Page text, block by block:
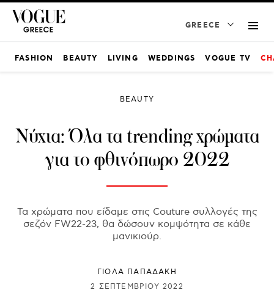
GREECE
FASHION BEAUTY LIVING WEDDINGS VOGUE TV
BEAUTY
Νύχια: Όλα τα trending χρώματα
για το φθινόπωρο 2022
Τα χρώματα που είδαμε στις Couture συλλογές της
σεζόν FW22-23, θα δώσουν κομψότητα σε κάθε
μανικιούρ.
ΓΙΌΛΑ ΠΑΠΑΔΆΚΗ
2 ΣΕΠΤΕΜΒΡΊΟΥ 2022